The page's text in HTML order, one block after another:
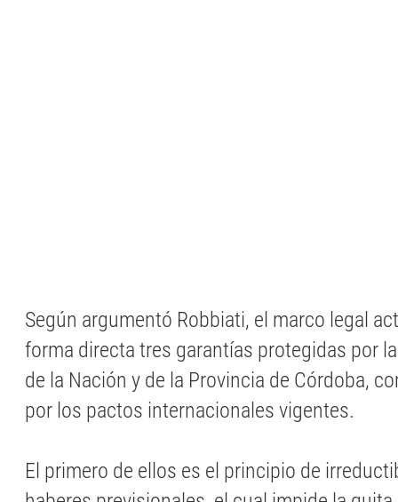
Según argumentó Robbiati, el marco legal
forma directa tres garantías protegidas por
de la Nación y de la Provincia de Córdoba,
por los pactos internacionales vigentes.
El primero de ellos es el principio de